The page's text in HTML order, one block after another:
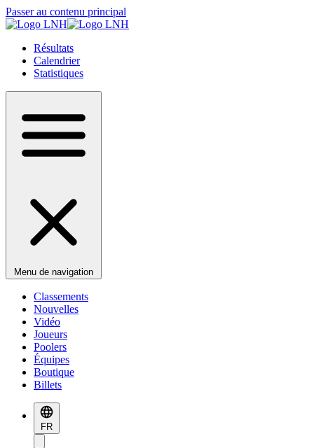
Passer au contenu principal
Résultats
Calendrier
Statistiques
Menu de navigation
Classements
Nouvelles
Vidéo
Joueurs
Poolers
Équipes
Boutique
Billets
FR